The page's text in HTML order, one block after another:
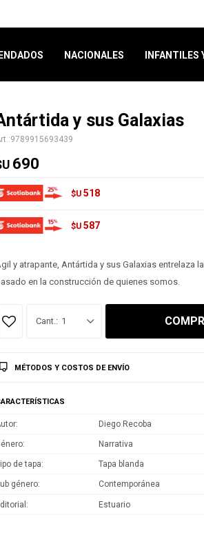
NACIONALES INFANTILES
y sus Galaxias
9789915693439
690
$U 518
$U 587
y atrapante, Antártida y sus Galaxias entrelaza
en la construcción de quienes somos.
1
MÉTODOS Y COSTOS DE ENVÍO
Diego Recoba
Narrativa
de tapa Tapa blanda
género Contemporánea
Estuario